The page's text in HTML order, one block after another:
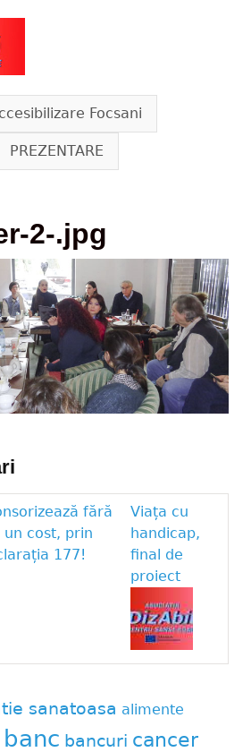
main content
Focsani
PREZENTARE
2-.jpg
fără
un cost, prin
177!
Viața cu
handicap,
final de
proiect
sanatoasa alimente
banc bancuri cancer